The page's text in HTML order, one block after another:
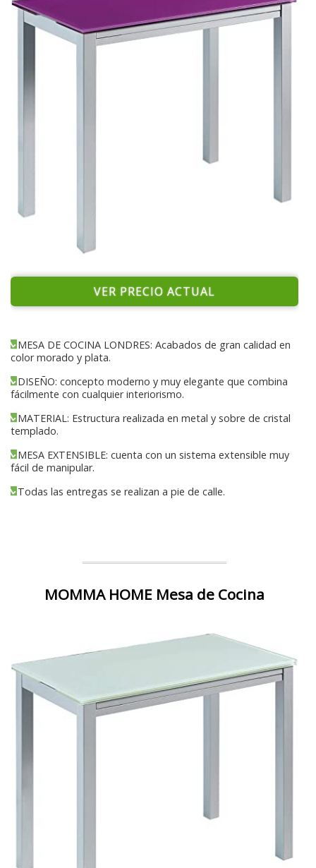
VER PRECIO ACTUAL
MESA DE COCINA LONDRES: Acabados de gran calidad en
color morado y plata.
DISEÑO: concepto moderno y muy elegante que combina
fácilmente con cualquier interiorismo.
MATERIAL: Estructura realizada en metal y sobre de cristal
templado.
MESA EXTENSIBLE: cuenta con un sistema extensible muy
fácil de manipular.
Todas las entregas se realizan a pie de calle.
MOMMA HOME Mesa de Cocina